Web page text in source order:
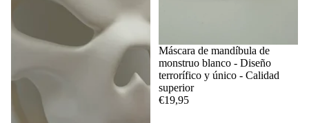
Máscara de mandíbula de
monstruo blanco - Diseño
terrorífico y único - Calidad
superior
€19,95